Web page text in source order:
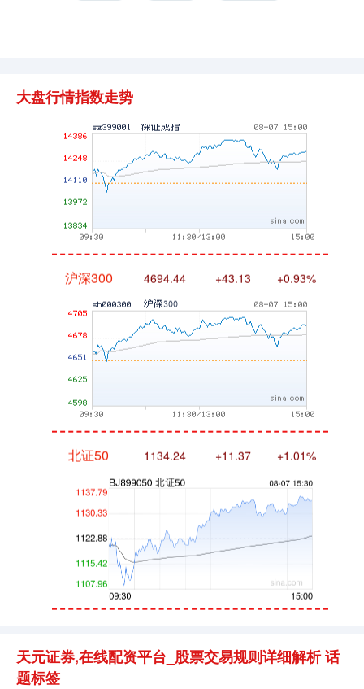
大盘行情指数走势
深证成指
天元证券,在线配资平台_股票交易规则详细解析 话
题标签